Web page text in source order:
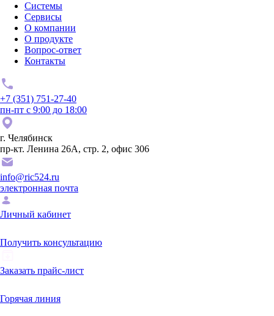
Системы
Сервисы
О компании
О продукте
Вопрос-ответ
Контакты
+7 (351) 751-27-40
пн-пт с 9:00 до 18:00
г. Челябинск
пр-кт. Ленина 26А, стр. 2, офис 306
info@ric524.ru
электронная почта
Личный кабинет
Получить консультацию
Заказать прайс-лист
Горячая линия